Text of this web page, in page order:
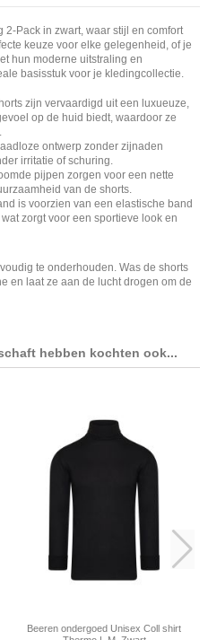
2-Pack in zwart, waar stijl en comfort
keuze voor elke gelegenheid, of je
hun moderne uitstraling en
basisstuk voor je kledingcollectie.
zijn vervaardigd uit een luxueuze,
op de huid biedt, waardoor ze
ontwerp zonder zijnaden
irritatie of schuring.
pijpen zorgen voor een nette
van de shorts.
is voorzien van een elastische band
zorgt voor een sportieve look en
te onderhouden. Was de shorts
en laat ze aan de lucht drogen om de
hebben kochten ook...
Beeren ondergoed Unisex Coll shirt